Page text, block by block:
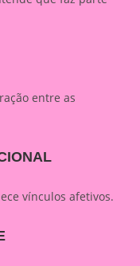
entre as
vínculos afetivos.